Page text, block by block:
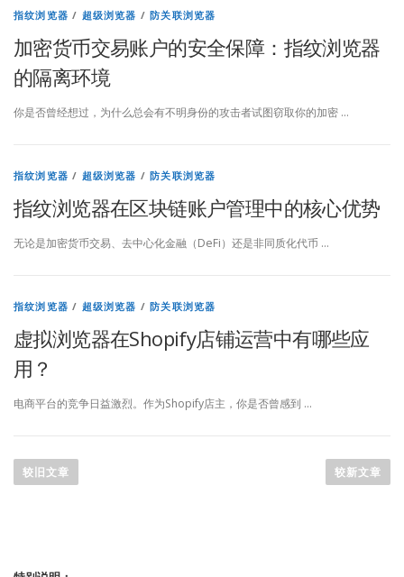
指纹浏览器 / 超级浏览器 /防关联浏览器
加密货币交易账户的安全保障：指纹浏览器
的隔离环境
你是否曾经想过，为什么总会有不明身份的攻击者试图窃取你的加密 …
指纹浏览器 / 超级浏览器 /防关联浏览器
指纹浏览器在区块链账户管理中的核心优势
无论是加密货币交易、去中心化金融（DeFi）还是非同质化代币 …
指纹浏览器 / 超级浏览器 /防关联浏览器
虚拟浏览器在Shopify店铺运营中有哪些应
用？
电商平台的竞争日益激烈。作为Shopify店主，你是否曾感到 …
章
较旧文章 较新文章